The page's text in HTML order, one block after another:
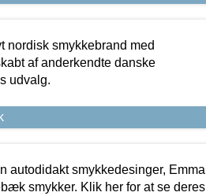
nordisk smykkebrand med
af anderkendte danske
udvalg.
autodidakt smykkedesinger, Emma
smykker. Klik her for at se deres